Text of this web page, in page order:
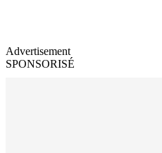
Advertisement
SPONSORISÉ